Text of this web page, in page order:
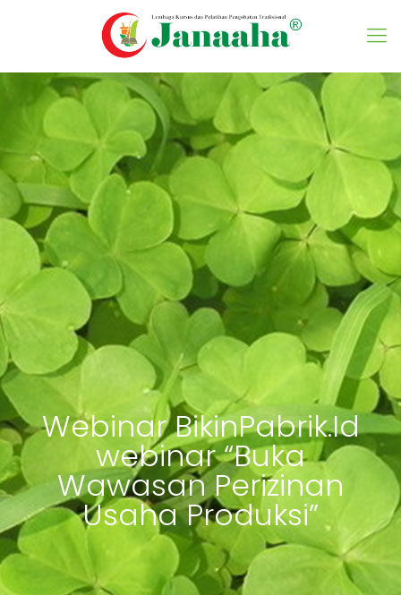
Webinar BikinPabrik.Id
webinar “Buka
Wawasan Perizinan
Usaha Produksi”